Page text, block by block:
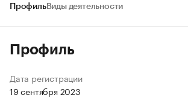
ПрофильВиды деятельности
Профиль
Дата регистрации
19 сентября 2023